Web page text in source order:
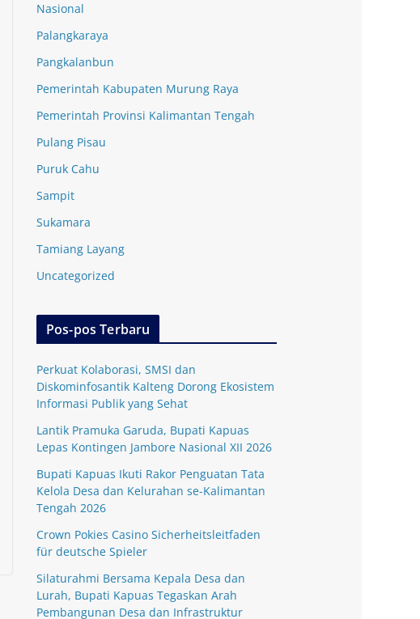
Nasional
Palangkaraya
Pangkalanbun
Pemerintah Kabupaten Murung Raya
Pemerintah Provinsi Kalimantan Tengah
Pulang Pisau
Puruk Cahu
Sampit
Sukamara
Tamiang Layang
Uncategorized
Pos-pos Terbaru
Perkuat Kolaborasi, SMSI dan
Diskominfosantik Kalteng Dorong Ekosistem
Informasi Publik yang Sehat
Lantik Pramuka Garuda, Bupati Kapuas
Lepas Kontingen Jambore Nasional XII 2026
Bupati Kapuas Ikuti Rakor Penguatan Tata
Kelola Desa dan Kelurahan se-Kalimantan
Tengah 2026
Crown Pokies Casino Sicherheitsleitfaden
für deutsche Spieler
Silaturahmi Bersama Kepala Desa dan
Lurah, Bupati Kapuas Tegaskan Arah
Pembangunan Desa dan Infrastruktur